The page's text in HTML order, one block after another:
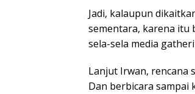
Jadi, kalaupun
sementara, karena itu
sela-sela media
Lanjut Irwan, rencana
Dan berbicara sampai